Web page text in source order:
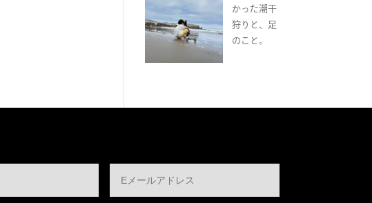
かった潮干
狩りと、足
のこと。